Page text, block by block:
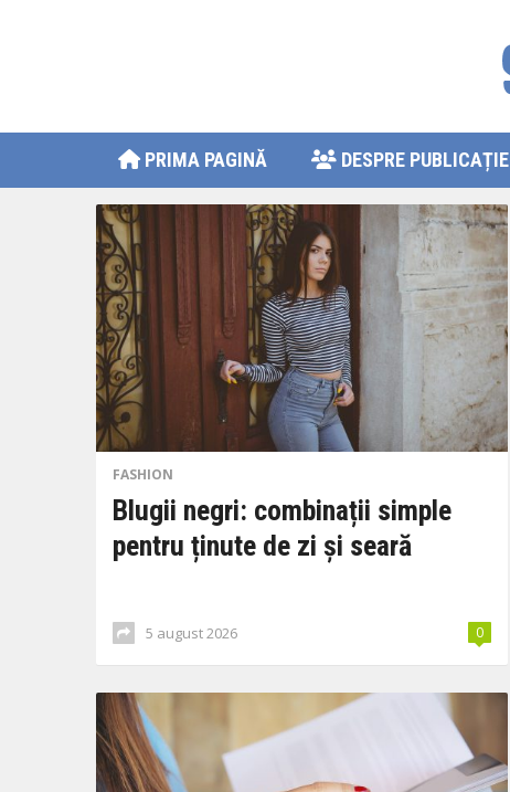
PRIMA PAGINĂ DESPRE PUBLICAȚIE
FASHION
Blugii negri: combinații simple
pentru ținute de zi și seară
5 august 2026 0